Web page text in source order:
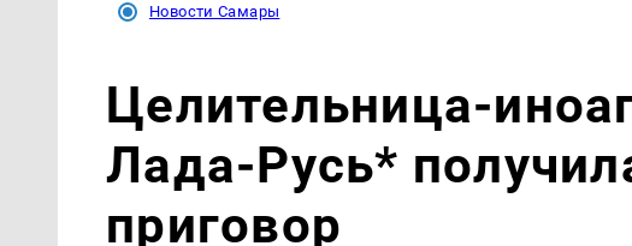
Новости Самары
Целительница-
Лада-Русь*
приговор